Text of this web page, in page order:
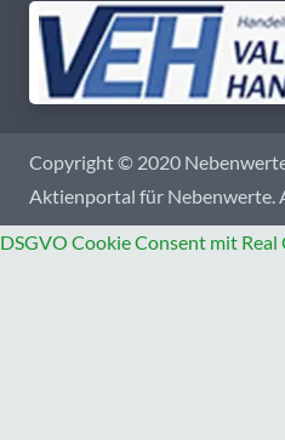
Copyright © 2020
Aktienportal für Nebenwerte.
DSGVO Cookie Consent mit Real